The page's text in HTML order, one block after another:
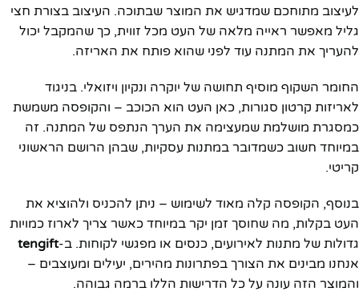
לעיצוב מתוחכם שמדגיש את המוצר שבתוכה. העיצוב בצורת חצי
גליל מאפשר ראייה מלאה של העט מכל זווית, כך שהמקבל יכול
להעריך את המתנה עוד לפני שהוא פותח את האריזה.
החומר השקוף מוסיף תחושה של יוקרה ונקיון ויזואלי. בניגוד
לאריזות קרטון סגורות, כאן העט הוא הכוכב – והקופסה משמשת
כמסגרת מושלמת שמעצימה את הערך הנתפס של המתנה. זה
במיוחד חשוב כשמדובר במתנות עסקיות, שבהן הרושם הראשוני
קריטי.
בנוסף, הקופסה קלה מאוד לשימוש – ניתן להכניס ולהוציא את
העט בקלות, מה שחוסך זמן יקר במיוחד כאשר צריך לארוז כמויות
גדולות של מתנות לאירועים, כנסים או מפגשי לקוחות. ב-tengift
אנחנו מבינים את הצורך בפתרונות מהירים, יעילים ומעוצבים –
והמוצר הזה עונה על כל הדרישות הללו ברמה גבוהה.